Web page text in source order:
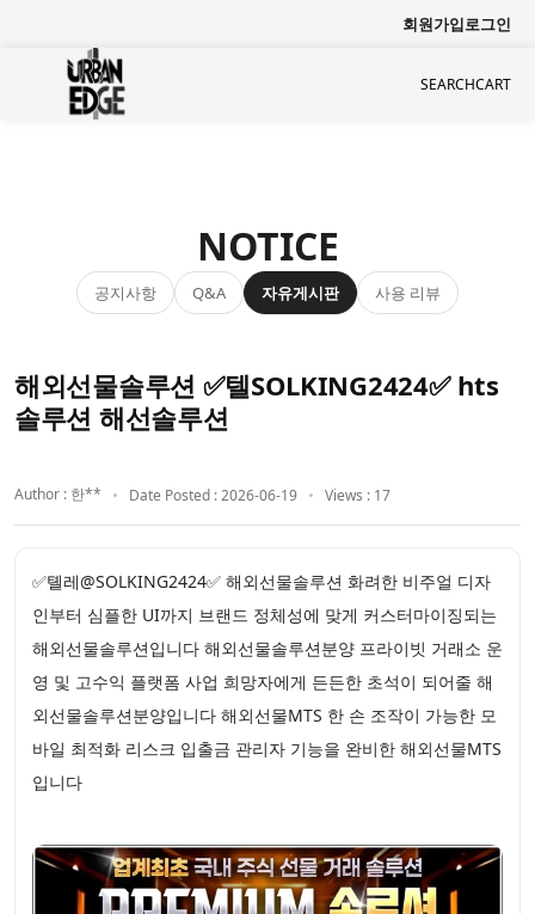
회원가입로그인
SEARCHCART
NOTICE
공지사항 Q&A 자유게시판 사용 리뷰
해외선물솔루션 ✅텔SOLKING2424✅ hts
솔루션 해선솔루션
Author : 한** Date Posted : 2026-06-19 Views : 17
✅톌레@SOLKING2424✅ 해외선물솔루션 화려한 비주얼 디자
인부터 심플한 UI까지 브랜드 정체성에 맞게 커스터마이징되는
해외선물솔루션입니다 해외선물솔루션분양 프라이빗 거래소 운
영 및 고수익 플랫폼 사업 희망자에게 든든한 초석이 되어줄 해
외선물솔루션분양입니다 해외선물MTS 한 손 조작이 가능한 모
바일 최적화 리스크 입출금 관리자 기능을 완비한 해외선물MTS
입니다